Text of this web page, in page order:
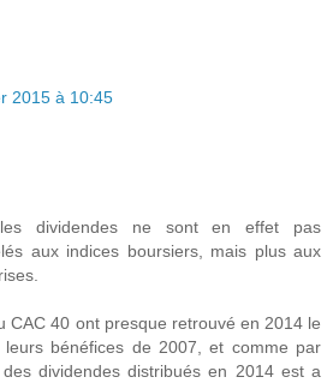
2015 à 10:45
dividendes ne sont en effet pas
aux indices boursiers, mais plus aux
CAC 40 ont presque retrouvé en 2014 le
bénéfices de 2007, et comme par
dividendes distribués en 2014 est a